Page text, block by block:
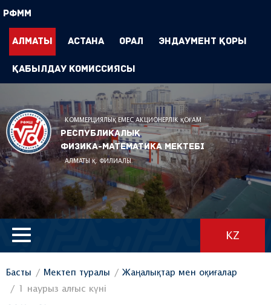
РФММ
Алматы Астана Орал Эндаумент Қоры
Қабылдау комиссиясы
КОММЕРЦИЯЛЫҚ ЕМЕС АКЦИОНЕРЛІК ҚОҒАМ
Республикалық
физика-математика мектебі
АЛМАТЫ Қ. ФИЛИАЛЫ
KZ
Басты Мектеп туралы
Жаңалықтар мен оқиғалар
1 наурыз алғыс күні